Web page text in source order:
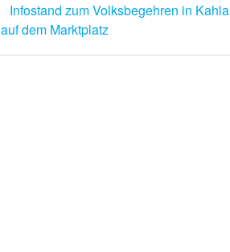
Infostand zum Volksbegehren in Kahla
auf dem Marktplatz